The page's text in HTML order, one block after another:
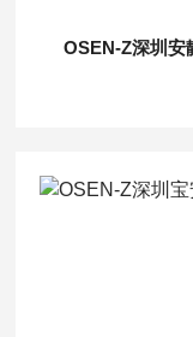
OSEN-Z深圳安